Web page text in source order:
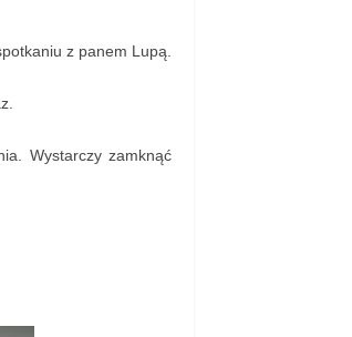
z panem Lupą.
Wystarczy zamknąć